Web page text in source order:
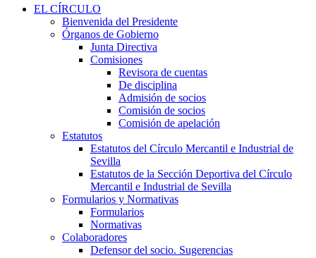
EL CÍRCULO
Bienvenida del Presidente
Órganos de Gobierno
Junta Directiva
Comisiones
Revisora de cuentas
De disciplina
Admisión de socios
Comisión de socios
Comisión de apelación
Estatutos
Estatutos del Círculo Mercantil e Industrial de
Sevilla
Estatutos de la Sección Deportiva del Círculo
Mercantil e Industrial de Sevilla
Formularios y Normativas
Formularios
Normativas
Colaboradores
Defensor del socio. Sugerencias